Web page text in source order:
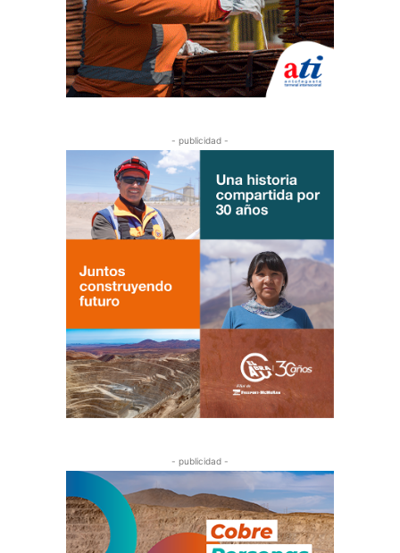
- publicidad -
- publicidad -